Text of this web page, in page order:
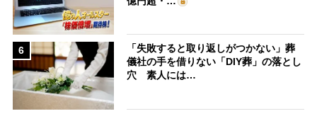
6
「失敗すると取り返しがつかない」葬
儀社の手を借りない「DIY葬」の落とし
穴 素人には…